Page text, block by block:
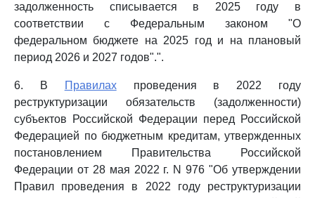
задолженность списывается в 2025 году в
соответствии с Федеральным законом "О
федеральном бюджете на 2025 год и на плановый
период 2026 и 2027 годов".".
6. В Правилахпроведения в 2022 году
реструктуризации обязательств (задолженности)
субъектов Российской Федерации перед Российской
Федерацией по бюджетным кредитам, утвержденных
постановлением Правительства Российской
Федерации от 28 мая 2022 г. N 976 "Об утверждении
Правил проведения в 2022 году реструктуризации